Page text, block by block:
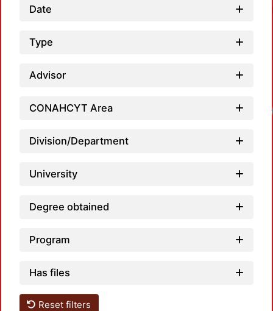
Date
Type
Advisor
CONAHCYT Area
Division/Department
University
Degree obtained
Program
Has files
Reset filters